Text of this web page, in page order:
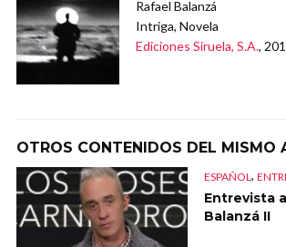
Rafael Balanzá
Intriga, Novela
Ediciones Siruela, S.A.,
OTROS CONTENIDOS DEL MISMO
ESPAÑOL ,
Entrevista
Balanzá II